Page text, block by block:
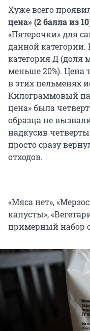
Хуже всего
цена»(2 балла из
«Пятерочки» для
данной категории.
категория Д (доля
меньше 20%). Цена
в этих пельменях
Килограммовый
цена» была
образца не
надкусив
просто сразу
отходов.
«Мяса нет»,
капусты»,
примерный набор